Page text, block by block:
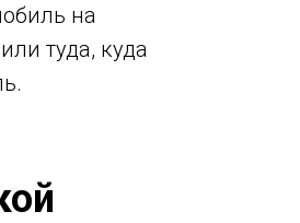
на
туда, куда